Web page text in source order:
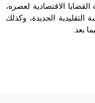
الاقتصادية لعصره،
الجديدة، وكذلك
بعد.